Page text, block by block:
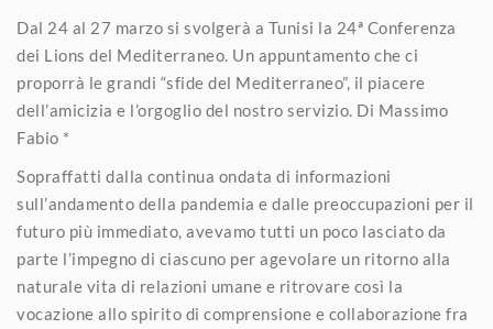
Dal 24 al 27 marzo si svolgerà a Tunisi la 24ª Conferenza
dei Lions del Mediterraneo. Un appuntamento che ci
proporrà le grandi “sfide del Mediterraneo”, il piacere
dell’amicizia e l’orgoglio del nostro servizio. Di Massimo
Fabio *
Sopraffatti dalla continua ondata di informazioni
sull’andamento della pandemia e dalle preoccupazioni per il
futuro più immediato, avevamo tutti un poco lasciato da
parte l’impegno di ciascuno per agevolare un ritorno alla
naturale vita di relazioni umane e ritrovare così la
vocazione allo spirito di comprensione e collaborazione fra